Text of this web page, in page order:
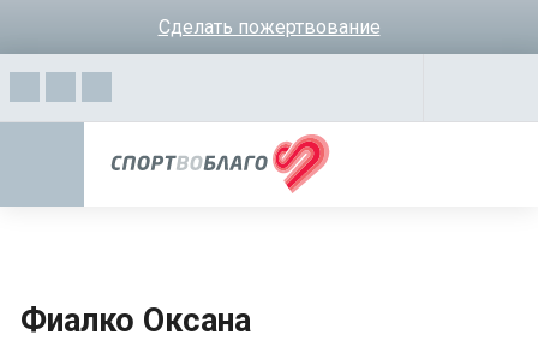
Сделать пожертвование
Фиалко Оксана